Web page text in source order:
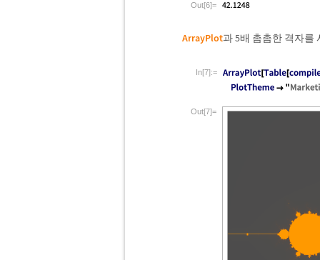
Out[6]=
ArrayPlot과 5배 촘촘한 격자를
In[7]:=
Out[7]=